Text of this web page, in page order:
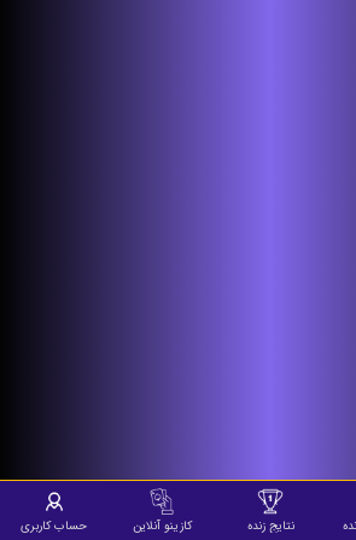
نتایج زنده کازینو آنلاین حساب کاربری